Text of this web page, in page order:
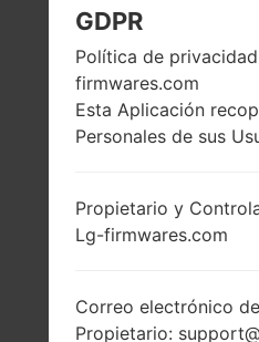
LG H990N
DE LA
(~72.4% relación
pantalla-cuerpo)
GDPR
Política de
firmwares.com
Esta Aplicación
Personales de sus
Propietario y
Lg-firmwares.com
Correo electrónico
Propietario: